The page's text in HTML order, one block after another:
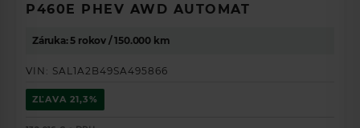
P460E PHEV AWD AUTOMAT
Záruka: 5 rokov / 150.000 km
VIN: SAL1A2B49SA495866
ZĽAVA 21,3%